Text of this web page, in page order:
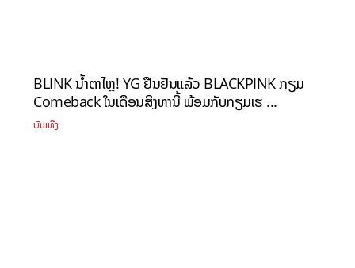
BLINK ນ້ຳຕາໄຫຼ! YG ຢືນຢັນແລ້ວ BLACKPINK ກຽມ
Comeback ໃນເດືອນສິງຫານີ້ ພ້ອມກັບກຽມເຮ ...
ບັນເທີງ